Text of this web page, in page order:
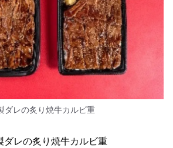
ダレの炙り焼牛カルビ重
レの炙り焼牛カルビ重